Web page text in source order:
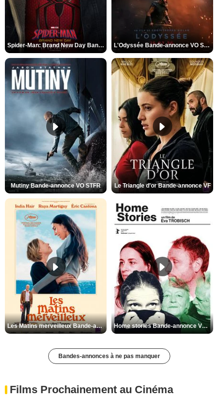
Spider-Man: Brand New Day Bande-annonce VO STFR L'Odyssée Bande-annonce VO STFR
Mutiny Bande-annonce VO STFR Le Triangle d'or Bande-annonce VF
Les Matins merveilleux Bande-annonce VF Home stories Bande-annonce VO STFR
Bandes-annonces à ne pas manquer
Films Prochainement au Cinéma